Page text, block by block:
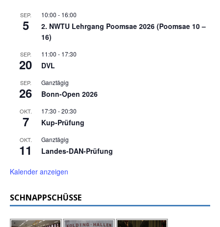
SEP.
5
10:00 - 16:00
2. NWTU Lehrgang Poomsae 2026 (Poomsae 10 –
16)
SEP.
20
11:00 - 17:30
DVL
SEP.
26
Ganztägig
Bonn-Open 2026
OKT.
7
17:30 -20:30
Kup-Prüfung
OKT.
11
Ganztägig
Landes-DAN-Prüfung
Kalender anzeigen
SCHNAPPSCHÜSSE